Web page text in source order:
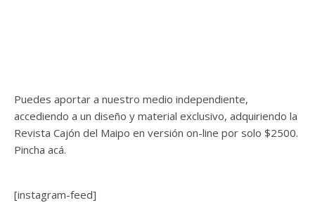
Puedes aportar a nuestro medio independiente,
accediendo a un diseño y material exclusivo, adquiriendo la
Revista Cajón del Maipo en versión on-line por solo $2500.
Pincha acá.
[instagram-feed]